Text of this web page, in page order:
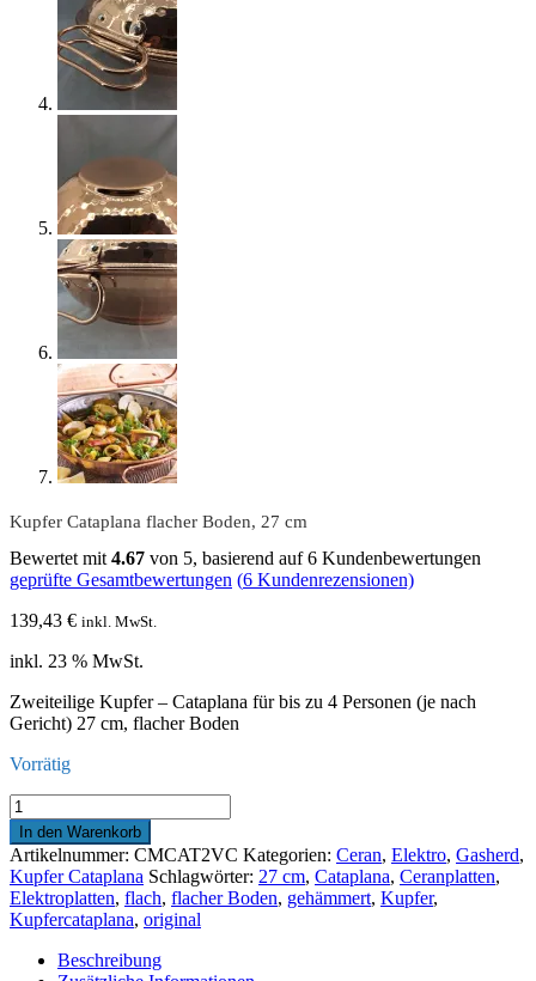
Kupfer Cataplana flacher Boden, 27 cm
Bewertet mit 4.67 von 5, basierend auf6 Kundenbewertungen
geprüfte Gesamtbewertungen (6 Kundenrezensionen)
139,43 € inkl. MwSt.
inkl. 23 % MwSt.
Zweiteilige Kupfer – Cataplana für bis zu 4 Personen (je nach
Gericht) 27 cm, flacher Boden
Vorrätig
Kupfer
Cataplana
flacher
Boden,
27
cm
Menge
In den Warenkorb
Artikelnummer: CMCAT2VC Kategorien: Ceran, Elektro, Gasherd,
Kupfer Cataplana Schlagwörter: 27 cm, Cataplana, Ceranplatten,
Elektroplatten, flach, flacher Boden, gehämmert, Kupfer,
Kupfercataplana, original
Beschreibung